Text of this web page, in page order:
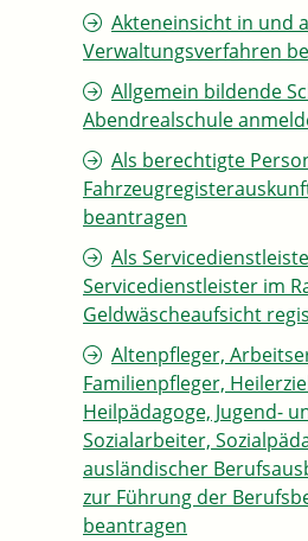
Akteneinsicht in und
Verwaltungsverfahren
Allgemein bildende
Abendrealschule
Als berechtigte
beantragen
Als
Servicedienstleister im
Geldwäscheaufsicht
Altenpfleger,
Familienpfleger,
Heilpädagoge, Jugend-
Sozialarbeiter,
ausländischer
zur Führung der
beantragen